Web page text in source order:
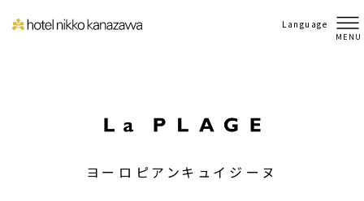
Language
MENU
ヨーロピアンキュイジーヌ